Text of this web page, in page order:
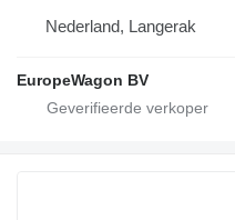
Nederland, Langerak
EuropeWagon BV